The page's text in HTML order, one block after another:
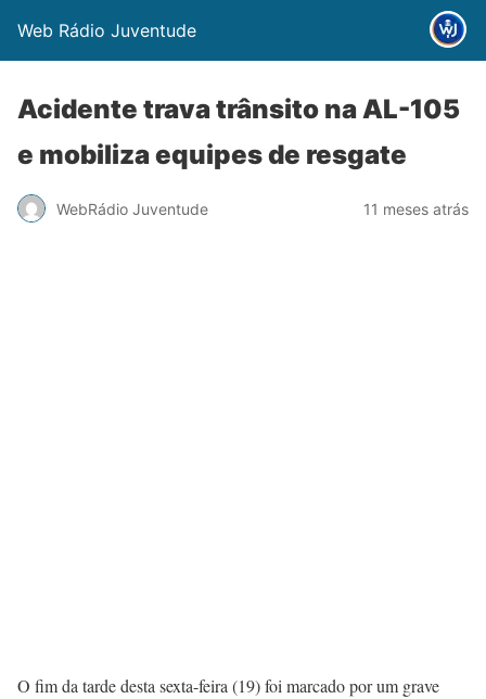
Web Rádio Juventude
Acidente trava trânsito na AL-105
e mobiliza equipes de resgate
WebRádio Juventude 11 meses atrás
O fim da tarde desta sexta-feira (19) foi marcado por um grave